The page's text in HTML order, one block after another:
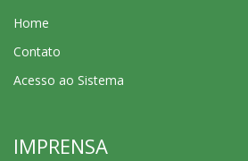
Home
Contato
Acesso ao Sistema
IMPRENSA